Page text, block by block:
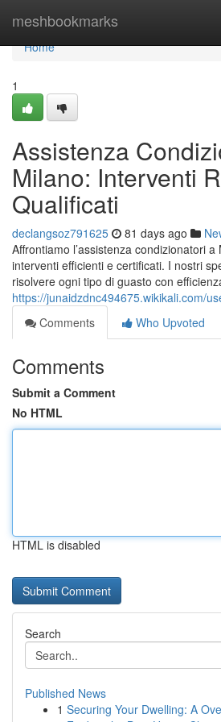
meshbookmarks
Home
Home
1
Assistenza
Milano: Interventi
Qualificati
declangsoz791625 81 days ago
Affrontiamo l’assistenza condizionatori
interventi efficienti e certificati. I nostri
risolvere ogni tipo di guasto con
https://junaidzdnc494675.wikikali.com/
Comments
Who Upvoted
Comments
Submit a Comment
No HTML
HTML is disabled
Search
Published News
1 Securing Your Dwelling: A